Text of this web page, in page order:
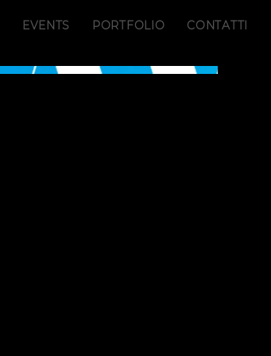
EVENTS PORTFOLIO CONTATTI